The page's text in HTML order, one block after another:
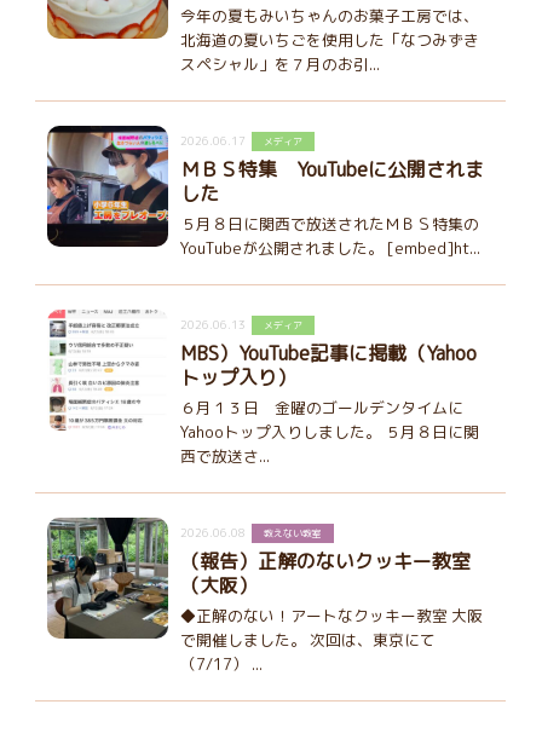
今年の夏もみいちゃんのお菓子工房では、
北海道の夏いちごを使用した「なつみずき
スペシャル」を７月のお引...
2026.06.17 メディア
ＭＢＳ特集 YouTubeに公開されま
した
５月８日に関西で放送されたＭＢＳ特集の
YouTubeが公開されました。 [embed]ht...
2026.06.13 メディア
MBS）YouTube記事に掲載（Yahoo
トップ入り）
６月１３日 金曜のゴールデンタイムに
Yahooトップ入りしました。 ５月８日に関
西で放送さ...
2026.06.08 教えない教室
（報告）正解のないクッキー教室
（大阪）
◆正解のない！アートなクッキー教室 大阪
で開催しました。 次回は、東京にて
（7/17） ...